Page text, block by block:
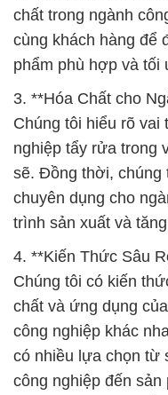
chất trong ngành
cùng khách hàng để
phẩm phù hợp và tối
3. **Hóa Chất cho
Chúng tôi hiểu rõ vai
nghiệp tẩy rửa trong
sẽ. Đồng thời, chúng
chuyên dụng cho
trình sản xuất và
4. **Kiến Thức Sâu
Chúng tôi có kiến
chất và ứng dụng
công nghiệp khác
có nhiều lựa chọn từ
công nghiệp đến